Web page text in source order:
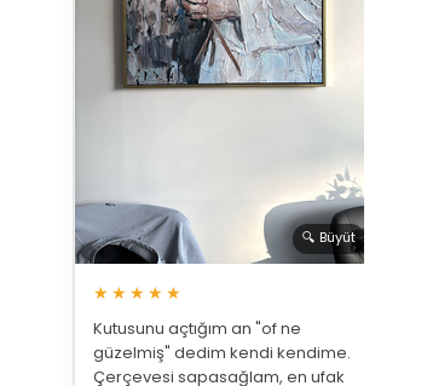
🔍 Büyüt
★★★★★
Kutusunu açtığım an "of ne
güzelmiş" dedim kendi kendime.
Çerçevesi sapasağlam, en ufak